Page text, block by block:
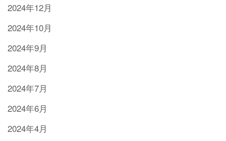
2024年12月
2024年10月
2024年9月
2024年8月
2024年7月
2024年6月
2024年4月